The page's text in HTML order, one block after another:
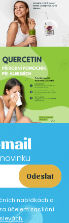
Odeslat
nabídkách a
účelem zasílání